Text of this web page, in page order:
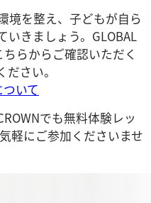
境を整え、子どもが自ら
いきましょう。GLOBAL
らからご確認いただく
さい。
いて
でも無料体験レッ
軽にご参加くださいませ